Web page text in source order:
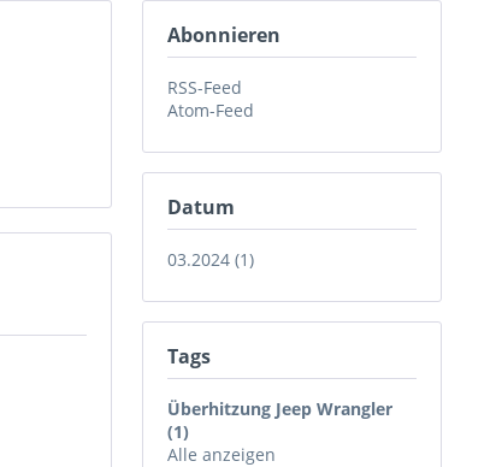
Abonnieren
RSS-Feed
Atom-Feed
Datum
03.2024 (1)
Tags
Überhitzung Jeep Wrangler
(1)
Alle anzeigen